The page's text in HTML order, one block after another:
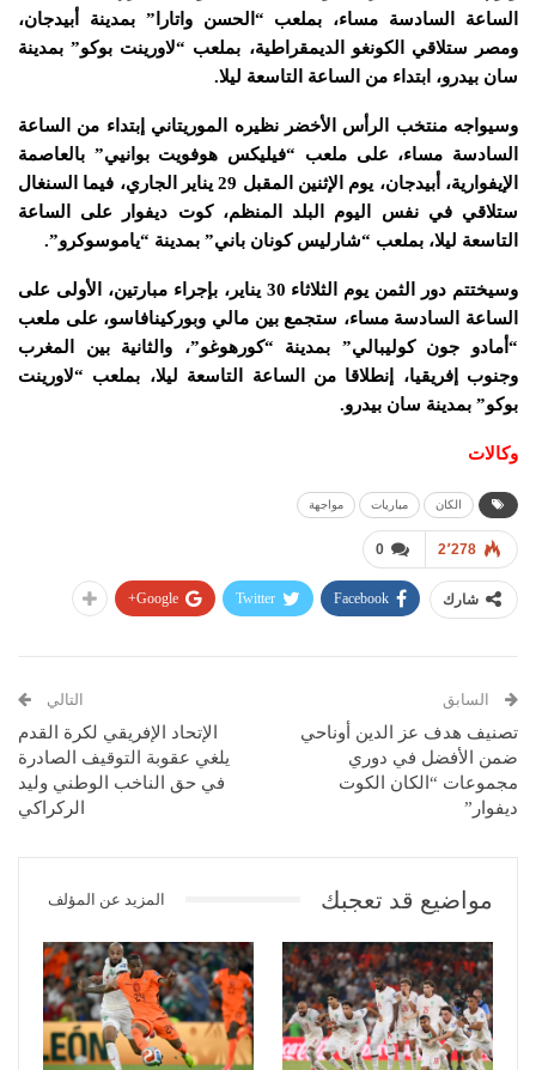
الساعة السادسة مساء، بملعب “الحسن واتارا” بمدينة أبيدجان،
ومصر ستلاقي الكونغو الديمقراطية، بملعب “لاورينت بوكو” بمدينة
سان بيدرو، ابتداء من الساعة التاسعة ليلا.
وسيواجه منتخب الرأس الأخضر نظيره الموريتاني إبتداء من الساعة
السادسة مساء، على ملعب “فيليكس هوفويت بوانيي” بالعاصمة
الإيفوارية، أبيدجان، يوم الإثنين المقبل 29 يناير الجاري، فيما السنغال
ستلاقي في نفس اليوم البلد المنظم، كوت ديفوار على الساعة
التاسعة ليلا، بملعب “شارليس كونان باني” بمدينة “ياموسوكرو”.
وسيختتم دور الثمن يوم الثلاثاء 30 يناير، بإجراء مبارتين، الأولى على
الساعة السادسة مساء، ستجمع بين مالي وبوركينافاسو، على ملعب
“أمادو جون كوليبالي” بمدينة “كورهوغو”، والثانية بين المغرب
وجنوب إفريقيا، إنطلاقا من الساعة التاسعة ليلا، بملعب “لاورينت
بوكو” بمدينة سان بيدرو.
وكالات
الكان مباريات مواجهة
0 2٬278
شارك Facebook
Twitter
Google+
السابق
تصنيف هدف عز الدين أوناحي
ضمن الأفضل في دوري
مجموعات “الكان الكوت
ديفوار”
التالي
الإتحاد الإفريقي لكرة القدم
يلغي عقوبة التوقيف الصادرة
في حق الناخب الوطني وليد
الركراكي
مواضيع قد تعجبك المزيد عن المؤلف